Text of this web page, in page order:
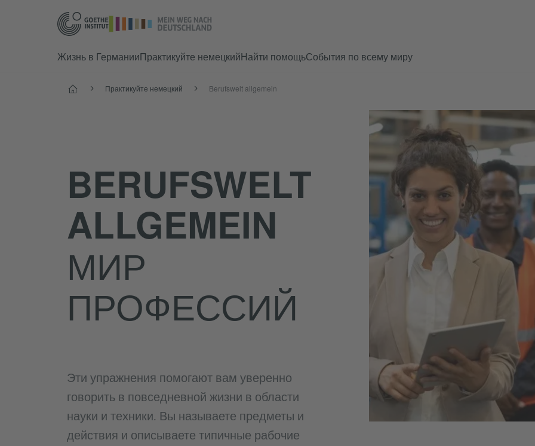
Жизнь в ГерманииПрактикуйте немецкийНайти помощьСобытия по всему миру
Старт Практикуйте немецкий Berufswelt allgemein
BERUFSWELT
ALLGEMEIN
МИР
ПРОФЕССИЙ
Эти упражнения помогают вам уверенно
говорить в повседневной жизни в области
науки и техники. Вы называете предметы и
действия и описываете типичные рабочие